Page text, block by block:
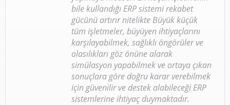
bile kullandığı ERP sistemi rekabet
gücünü artırır nitelikte Büyük küçük
tüm işletmeler, büyüyen ihtiyaçlarını
karşılayabilmek, sağlıklı öngörüler ve
olasılıkları göz önüne alarak
simülasyon yapabilmek ve ortaya çıkan
sonuçlara göre doğru karar verebilmek
için güvenilir ve destek alabileceği ERP
sistemlerine ihtiyaç duymaktadır.